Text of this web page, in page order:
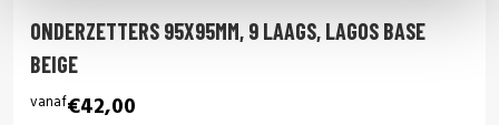
ONDERZETTERS 95X95MM, 9 LAAGS, LAGOS BASE
BEIGE
vanaf€42,00